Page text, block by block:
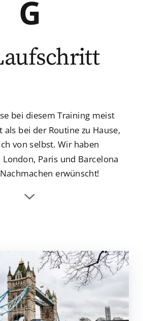
G
bei diesem Training meist
als bei der Routine zu Hause,
von selbst. Wir haben
London, Paris und Barcelona
erwünscht!